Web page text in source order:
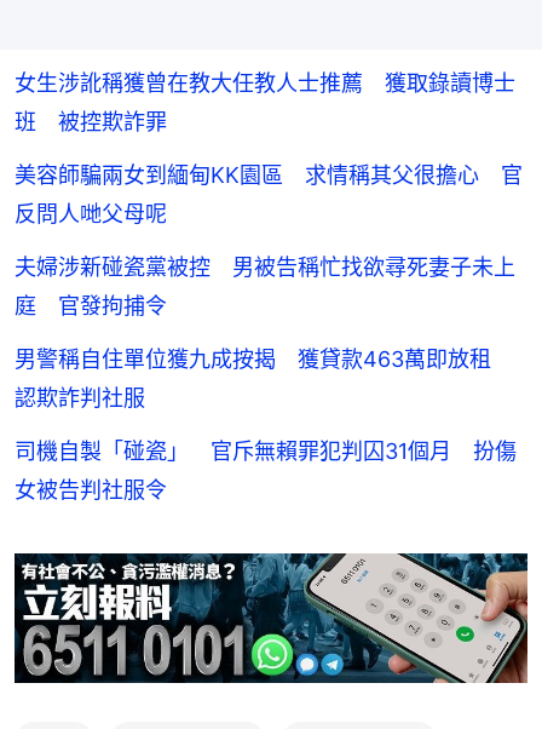
女生涉訛稱獲曾在教大任教人士推薦 獲取錄讀博士
班 被控欺詐罪
美容師騙兩女到緬甸KK園區 求情稱其父很擔心 官
反問人哋父母呢
夫婦涉新碰瓷黨被控 男被告稱忙找欲尋死妻子未上
庭 官發拘捕令
男警稱自住單位獲九成按揭 獲貸款463萬即放租
認欺詐判社服
司機自製「碰瓷」 官斥無賴罪犯判囚31個月 扮傷
女被告判社服令